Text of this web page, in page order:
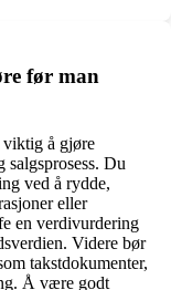
før man
viktig å gjøre
salgsprosess. Du
ved å rydde,
eller
en verdivurdering
Videre bør
takstdokumenter,
Å være godt